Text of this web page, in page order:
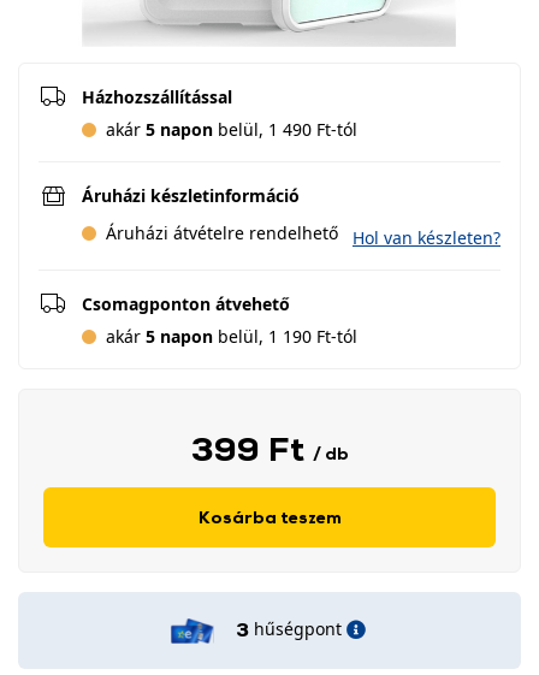
Házhozszállítással
akár 5 napon belül, 1 490 Ft-tól
Áruházi készletinformáció
Áruházi átvételre rendelhető
Hol van készleten?
Csomagponton átvehető
akár 5 napon belül, 1 190 Ft-tól
399 Ft / db
Kosárba teszem
3 hűségpont